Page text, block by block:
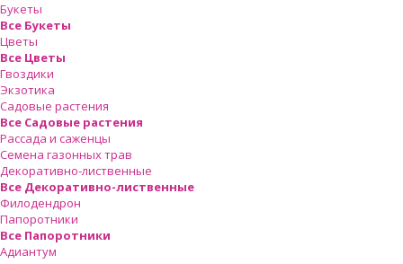
Букеты
Все Букеты
Цветы
Все Цветы
Гвоздики
Экзотика
Садовые растения
Все Садовые растения
Рассада и саженцы
Семена газонных трав
Декоративно-лиственные
Все Декоративно-лиственные
Филодендрон
Папоротники
Все Папоротники
Адиантум